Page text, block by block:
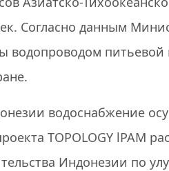
Согласно данным
водопроводом питьевой
водоснабжение
TOPOLOGY lPAM
Индонезии по